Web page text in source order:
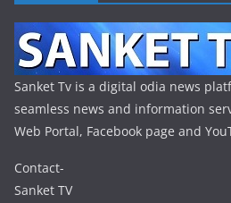
Sanket Tv is a digital odia news
seamless news and information
Web Portal, Facebook page and
Contact-
Sanket TV